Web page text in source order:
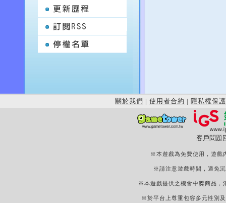
關於我們 | 使用者合約 | 隱私權保護
客戶問題
※本遊戲為免費使用，遊戲
※請注意遊戲時間，避免
※本遊戲提供之機會中獎商品，
※於平台上尊重包容多元性別